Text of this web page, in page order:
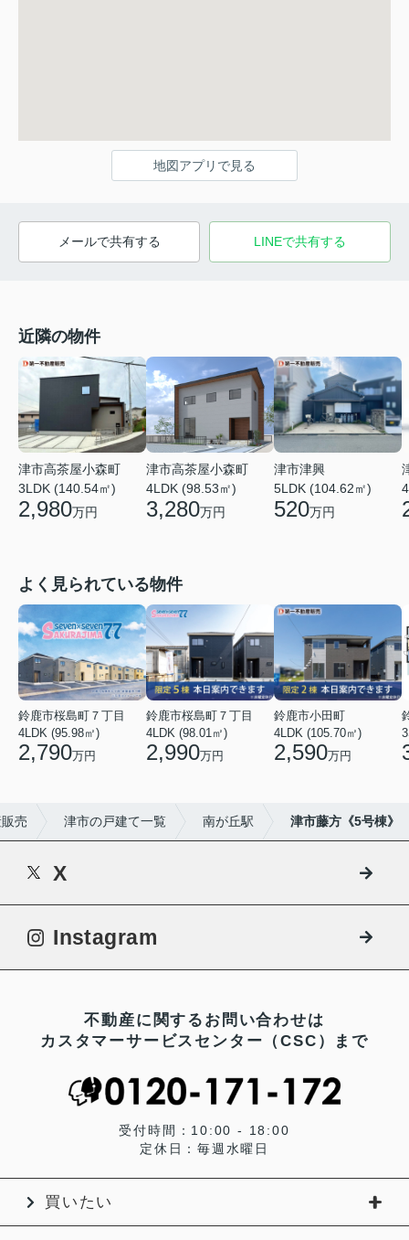
地図アプリで見る
メールで共有する LINEで共有する
近隣の物件
津市高茶屋小森町
3LDK (140.54㎡)
2,980万円
津市高茶屋小森町
4LDK (98.53㎡)
3,280万円
津市津興
5LDK (104.62㎡)
520万円
よく見られている物件
鈴鹿市桜島町７丁目
4LDK (95.98㎡)
2,790万円
鈴鹿市桜島町７丁目
4LDK (98.01㎡)
2,990万円
鈴鹿市小田町
4LDK (105.70㎡)
2,590万円
売 津市の戸建て一覧 南が丘駅 津市藤方《5号棟》
X
Instagram
不動産に関するお問い合わせは
カスタマーサービスセンター（CSC）まで
受付時間：10:00 - 18:00
定休日：毎週水曜日
買いたい